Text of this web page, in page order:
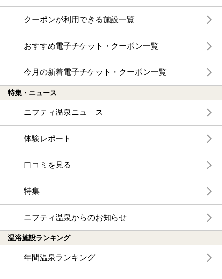
クーポンが利用できる施設一覧
おすすめ電子チケット・クーポン一覧
今月の新着電子チケット・クーポン一覧
特集・ニュース
ニフティ温泉ニュース
体験レポート
口コミを見る
特集
ニフティ温泉からのお知らせ
温浴施設ランキング
年間温泉ランキング